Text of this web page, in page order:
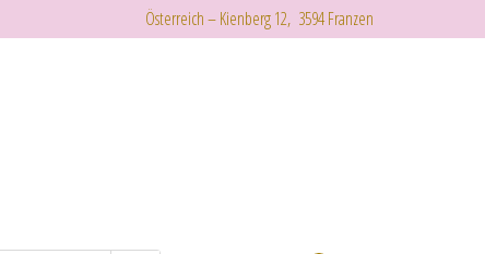
Österreich – Kienberg 12, 3594 Franzen